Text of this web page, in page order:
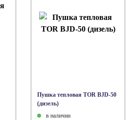
Пушка тепловая TOR BJD-50
(дизель)
в наличии